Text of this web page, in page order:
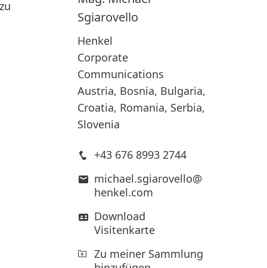
Sgiarovello
Henkel
Corporate
Communications
Austria, Bosnia, Bulgaria,
Croatia, Romania, Serbia,
Slovenia
+43 676 8993 2744
michael.sgiarovello@
henkel.com
Download
Visitenkarte
Zu meiner Sammlung